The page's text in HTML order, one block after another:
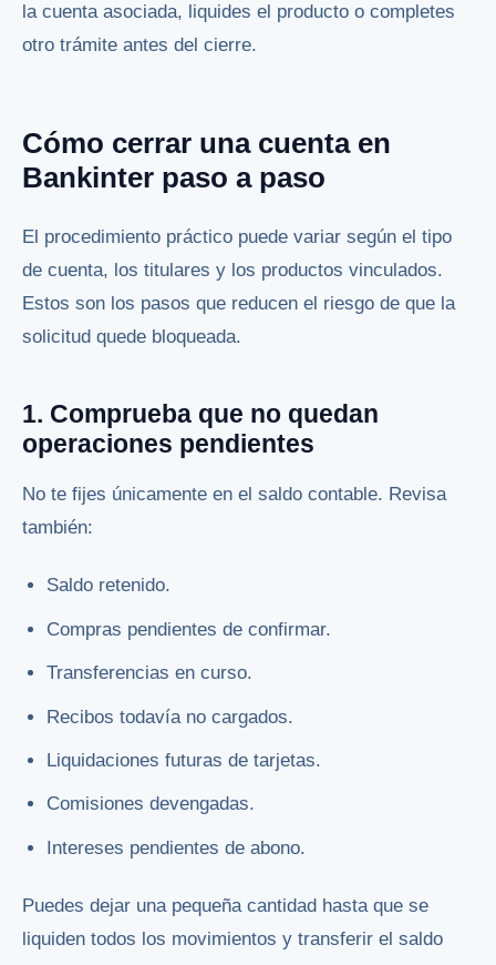
la cuenta asociada, liquides el producto o completes
otro trámite antes del cierre.
Cómo cerrar una cuenta en
Bankinter paso a paso
El procedimiento práctico puede variar según el tipo
de cuenta, los titulares y los productos vinculados.
Estos son los pasos que reducen el riesgo de que la
solicitud quede bloqueada.
1. Comprueba que no quedan
operaciones pendientes
No te fijes únicamente en el saldo contable. Revisa
también:
Saldo retenido.
Compras pendientes de confirmar.
Transferencias en curso.
Recibos todavía no cargados.
Liquidaciones futuras de tarjetas.
Comisiones devengadas.
Intereses pendientes de abono.
Puedes dejar una pequeña cantidad hasta que se
liquiden todos los movimientos y transferir el saldo